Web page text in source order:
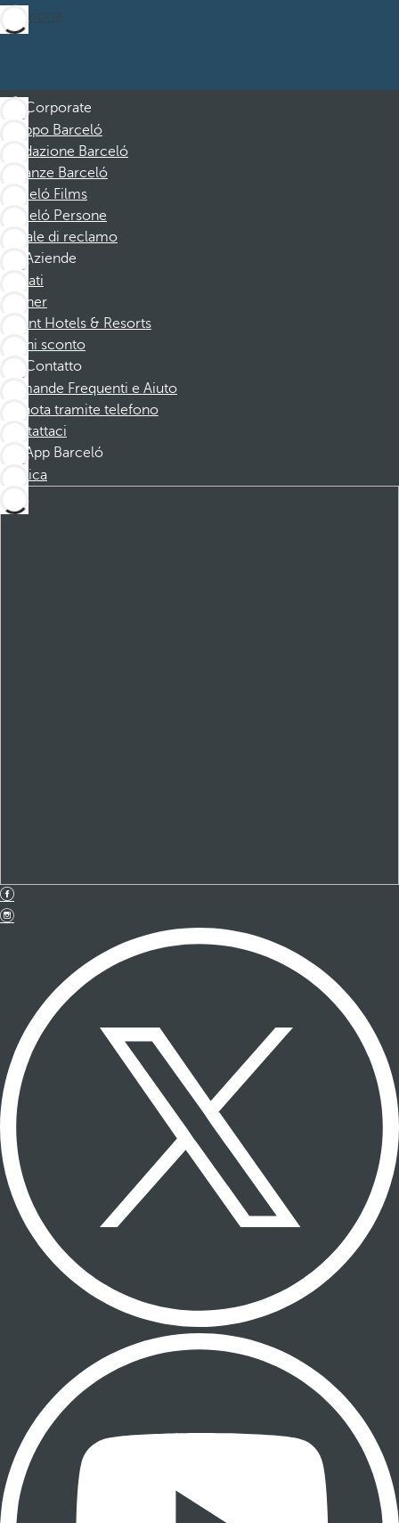
Iscrizione
Corporate
Gruppo Barceló
Fondazione Barceló
Vacanze Barceló
Barceló Films
Barceló Persone
Canale di reclamo
Aziende
Affiliati
Partner
Dorint Hotels & Resorts
Buoni sconto
Contatto
Domande Frequenti e Aiuto
Prenota tramite telefono
Contattaci
App Barceló
Scarica